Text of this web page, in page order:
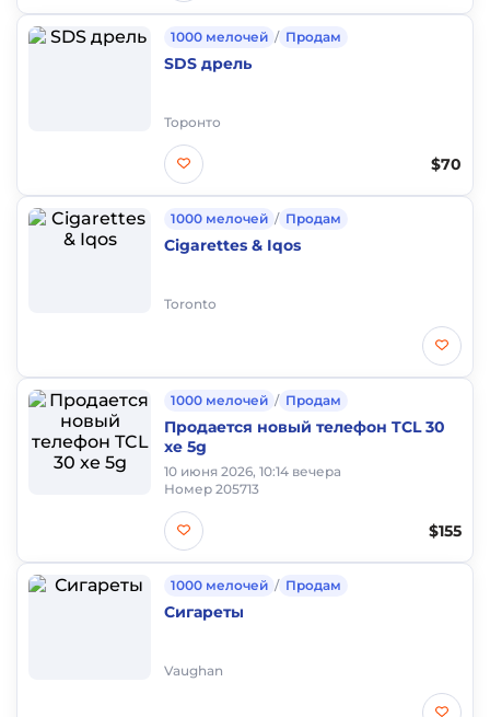
1000 мелочей / Продам
SDS дрель
Торонто
$70
1000 мелочей / Продам
Cigarettes & Iqos
Toronto
1000 мелочей / Продам
Продается новый телефон TCL 30
xe 5g
10 июня 2026, 10:14 вечера
Номер 205713
$155
1000 мелочей / Продам
Сигареты
Vaughan